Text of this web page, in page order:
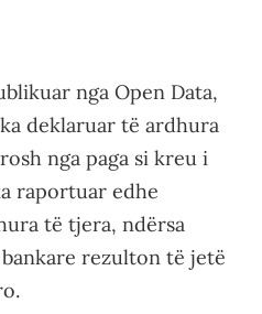
nga Open Data,
deklaruar të ardhura
nga paga si kreu i
raportuar edhe
të tjera, ndërsa
rezulton të jetë